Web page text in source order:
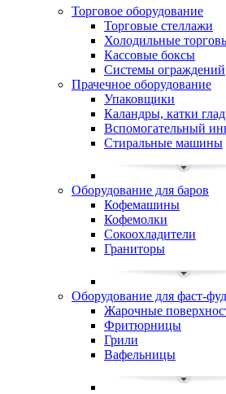
Торговое оборудование
Торговые стеллажи
Холодильные
Кассовые боксы
Системы ограждений
Прачечное оборудование
Упаковщики
Каландры, катки
Вспомогательный
Стиральные машины
Оборудование для баров
Кофемашины
Кофемолки
Сокоохладители
Граниторы
Оборудование для фаст-фуд
Жарочные
Фритюрницы
Грили
Вафельницы